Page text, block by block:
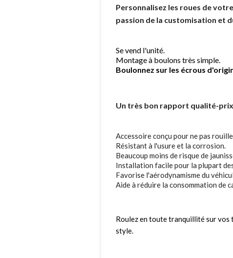
Personnalisez les roues de
passion de la customisation et
Se vend l'unité.
Montage à boulons très simple.
Boulonnez sur les écrous
Un très bon rapport qualité-
Accessoire conçu pour ne pas
Résistant à l'usure et la corrosion.
Beaucoup moins de risque de
Installation facile pour la plupart
Favorise l'aérodynamisme du
Aide à réduire la consommation de
Roulez en toute tranquillité sur vos
style.